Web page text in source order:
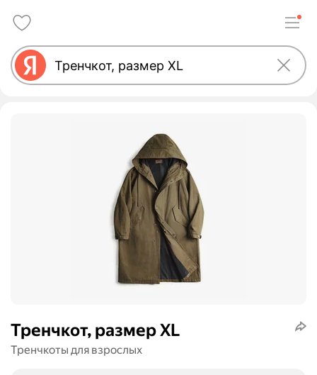
Тренчкот, размер XL
Тренчкоты для взрослых